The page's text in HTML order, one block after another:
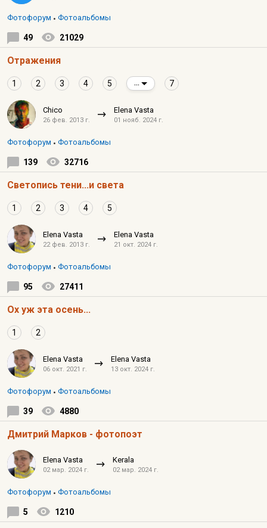
Фотофорум Фотоальбомы
49 21029
Отражения
1 2 3 4 5 7
Chico
26 фев. 2013 г.
Elena Vasta
01 нояб. 2024 г.
Фотофорум Фотоальбомы
139 32716
Светопись тени...и света
1 2 3 4 5
Elena Vasta
22 фев. 2013 г.
Elena Vasta
21 окт. 2024 г.
Фотофорум Фотоальбомы
95 27411
Ох уж эта осень...
1 2
Elena Vasta
06 окт. 2021 г.
Elena Vasta
13 окт. 2024 г.
Фотофорум Фотоальбомы
39 4880
Дмитрий Марков - фотопоэт
Elena Vasta
02 мар. 2024 г.
Kerala
02 мар. 2024 г.
Фотофорум Фотоальбомы
5 1210